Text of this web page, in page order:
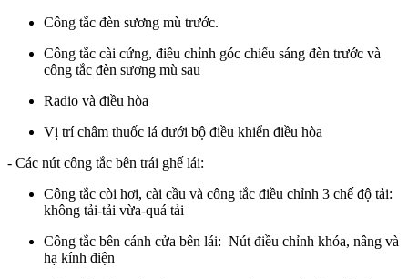
Công tắc đèn sương mù trước.
Công tắc cài cứng, điều chỉnh góc chiếu sáng đèn trước và
công tắc đèn sương mù sau
Radio và điều hòa
Vị trí châm thuốc lá dưới bộ điều khiển điều hòa
- Các nút công tắc bên trái ghế lái:
Công tắc còi hơi, cài cầu và công tắc điều chỉnh 3 chế độ tải:
không tải-tải vừa-quá tải
Công tắc bên cánh cửa bên lái: Nút điều chỉnh khóa, nâng và
hạ kính điện